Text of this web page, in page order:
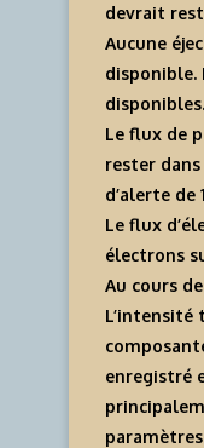
devrait
Aucune
disponible.
disponibles.
Le flux de
rester
d’alerte de
Le flux
électrons
Au cours
L’intensité
enregistré